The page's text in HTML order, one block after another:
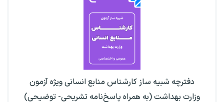
دفترچه شبیه ساز کارشناس منابع انسانی ویژه آزمون
وزارت بهداشت (به همراه پاسخ‌نامه تشریحی- توضیحی)